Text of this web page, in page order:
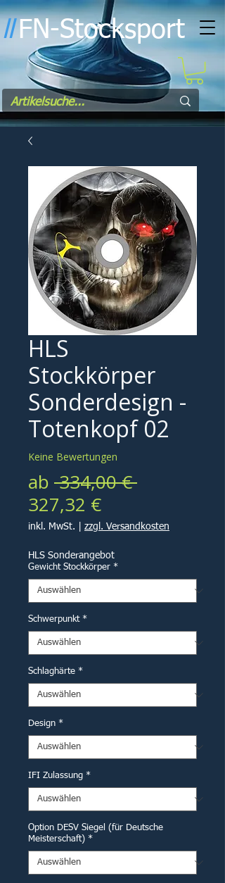
ll FN-Stocksport
HLS
Stockkörper
Sonderdesign -
Totenkopf 02
Keine Bewertungen
ab 334,00 €
327,32 €Sale-
Preis
inkl. MwSt. zzgl. Versandkosten
HLS Sonderangebot
Gewicht Stockkörper *
Schwerpunkt *
Schlaghärte *
Design *
IFI Zulassung *
Option DESV Siegel (für Deutsche
Meisterschaft) *